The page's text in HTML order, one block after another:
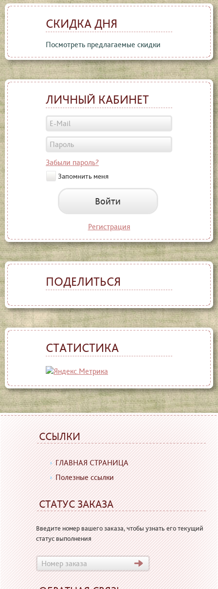
СКИДКА ДНЯ
Посмотреть предлагаемые скидки
ЛИЧНЫЙ КАБИНЕТ
Забыли пароль?
Запомнить меня
Войти
Регистрация
ПОДЕЛИТЬСЯ
СТАТИСТИКА
ССЫЛКИ
ГЛАВНАЯ СТРАНИЦА
Полезные ссылки
СТАТУС ЗАКАЗА
Введите номер вашего заказа, чтобы узнать его текущий
статус выполнения